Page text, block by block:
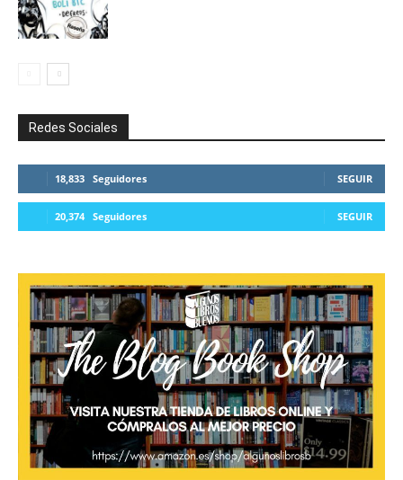
Redes Sociales
18,833 Seguidores SEGUIR
20,374 Seguidores SEGUIR